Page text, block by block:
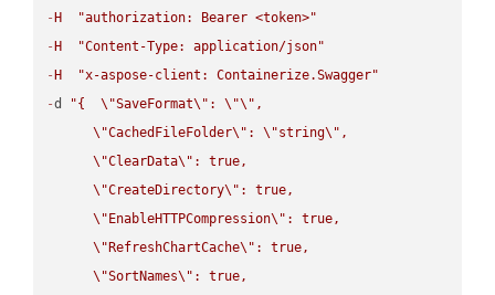
- H
"authorization: Bearer <token>"
- H
"Content-Type: application/json"
- H
"x-aspose-client: Containerize.Swagger"
-d "{ \"SaveFormat\" : \"\" ,
\"CachedFileFolder\" : \"string\" ,
\"ClearData\" : true,
\"CreateDirectory\" : true,
\" EnableHTTPCompression\" : true,
\" RefreshChartCache\" : true,
\"SortNames\" : true,